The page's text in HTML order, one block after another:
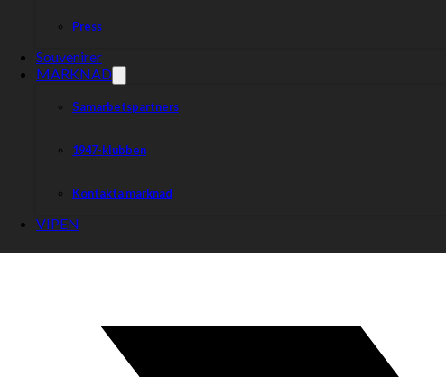
Press
Souvenirer
MARKNAD
Samarbetspartners
1947-klubben
Kontakta marknad
VIPEN